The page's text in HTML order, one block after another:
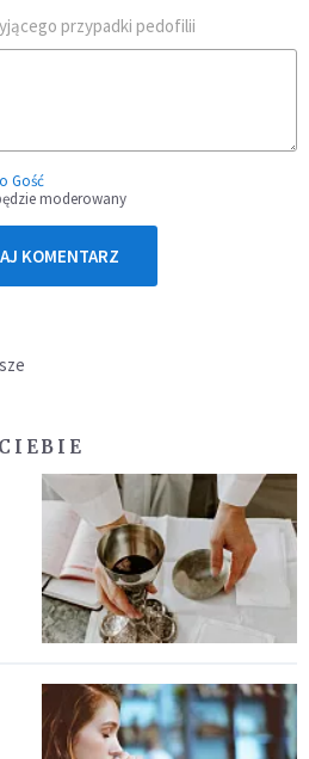
przypadki pedofilii
Gość
moderowany
KOMENTARZ